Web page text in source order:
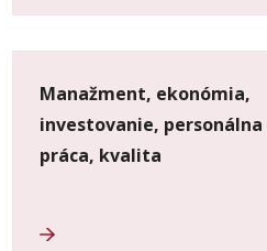
Manažment, ekonómia,
investovanie, personálna
práca, kvalita